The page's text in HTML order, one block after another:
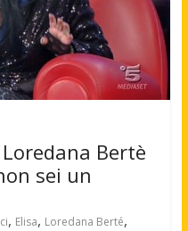
Bertè
sei un
, Elisa, Loredana Berté,